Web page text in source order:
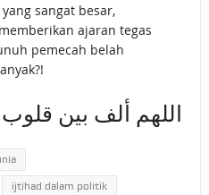
sangat besar,
ajaran tegas
pemecah belah
اللهم ألف بين
ijtihad dalam politik